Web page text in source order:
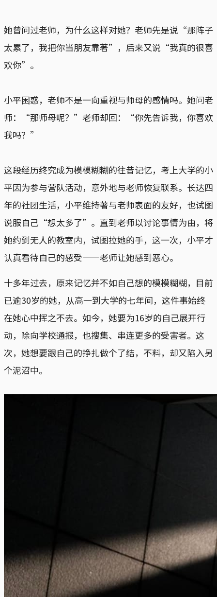
她曾问过老师，为什么这样对她？老师先是说“那阵子
太累了，我把你当朋友靠著”，后来又说“我真的很喜
欢你”。
小平困惑，老师不是一向重视与师母的感情吗。她问老
师：“那师母呢？”老师却回：“你先告诉我，你喜欢
我吗？”
这段经历终究成为模模糊糊的往昔记忆，考上大学的小
平因为参与营队活动，意外地与老师恢复联系。长达四
年的社团生活，小平维持著与老师表面的友好，也试图
说服自己“想太多了”。直到老师以讨论事情为由，将
她约到无人的教室内，试图拉她的手，这一次，小平才
认真看待自己的感受——老师让她感到恶心。
十多年过去，原来记忆并不如自己想的模模糊糊，目前
已逾30岁的她，从高一到大学的七年间，这件事始终
在她心中挥之不去。如今，她要为16岁的自己展开行
动，除向学校通报，也搜集、串连更多的受害者。这
次，她想要跟自己的挣扎做个了结，不料，却又陷入另
个泥沼中。